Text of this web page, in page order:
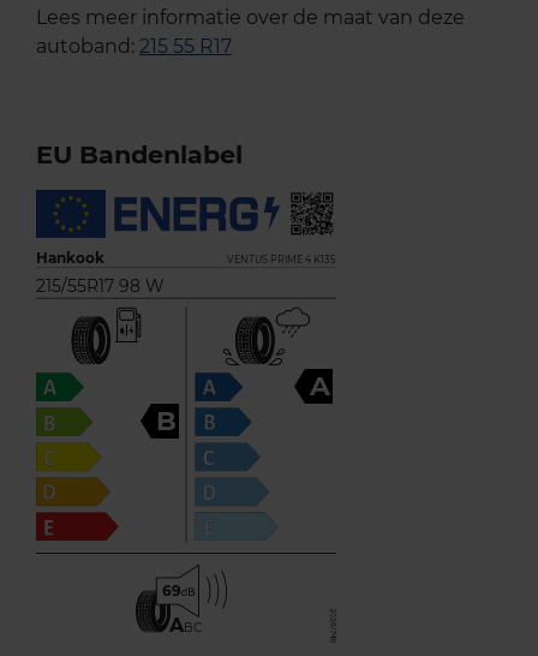
Lees meer informatie over de maat van deze
autoband: 215 55 R17
EU Bandenlabel
Hankook VENTUS PRIME 4 K135
215/55R17 98 W
B
A
69
ABC